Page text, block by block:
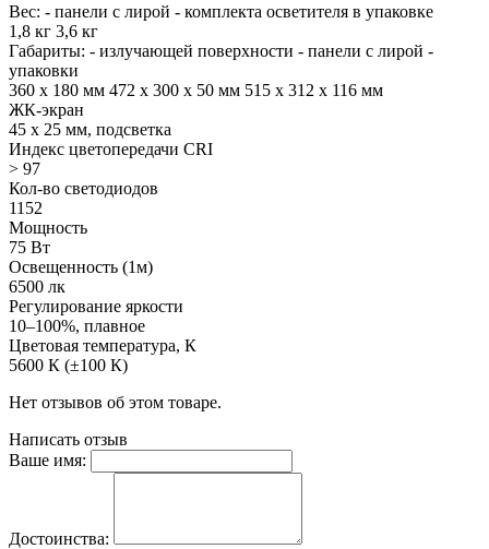
Вес: - панели с лирой - комплекта осветителя в упаковке
1,8 кг 3,6 кг
Габариты: - излучающей поверхности - панели с лирой -
упаковки
360 х 180 мм 472 x 300 x 50 мм 515 х 312 х 116 мм
ЖК-экран
45 х 25 мм, подсветка
Индекс цветопередачи CRI
> 97
Кол-во светодиодов
1152
Мощность
75 Вт
Освещенность (1м)
6500 лк
Регулирование яркости
10–100%, плавное
Цветовая температура, К
5600 К (±100 К)
Нет отзывов об этом товаре.
Написать отзыв
Ваше имя:
Достоинства: